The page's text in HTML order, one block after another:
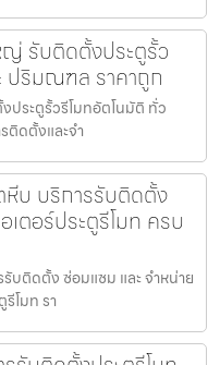
ญ่ รับติดตั้งประตูรั้ว
ปริมณฑล ราคาถูก
ระตูรั้วรีโมทอัตโนมัติ ทั่ว
ติดตั้งและจำ
หีบ บริการรับติดตั้ง
ตอร์ประตูรีโมท ครบ
บติดตั้ง ซ่อมแซม และ จำหน่าย
โมท รา